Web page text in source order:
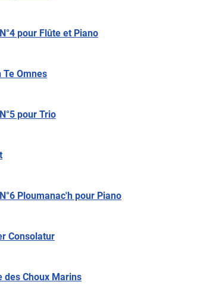
pour Flûte et Piano
Te Omnes
pour Trio
Ploumanac'h pour Piano
Consolatur
des Choux Marins